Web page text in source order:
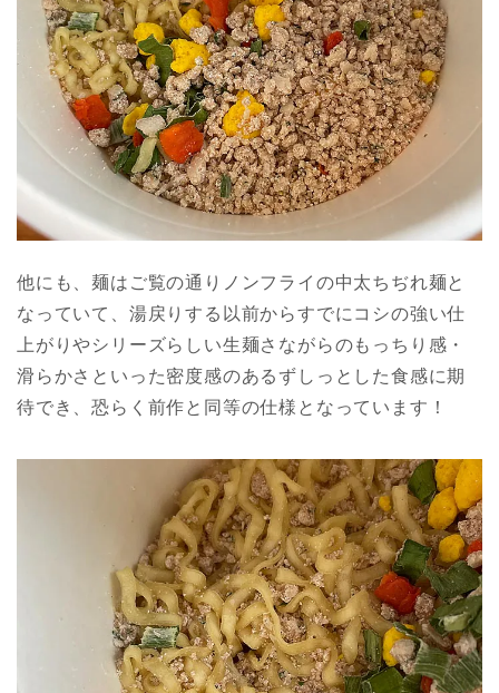
他にも、麺はご覧の通りノンフライの中太ちぢれ麺と
なっていて、湯戻りする以前からすでにコシの強い仕
上がりやシリーズらしい生麺さながらのもっちり感・
滑らかさといった密度感のあるずしっとした食感に期
待でき、恐らく前作と同等の仕様となっています！